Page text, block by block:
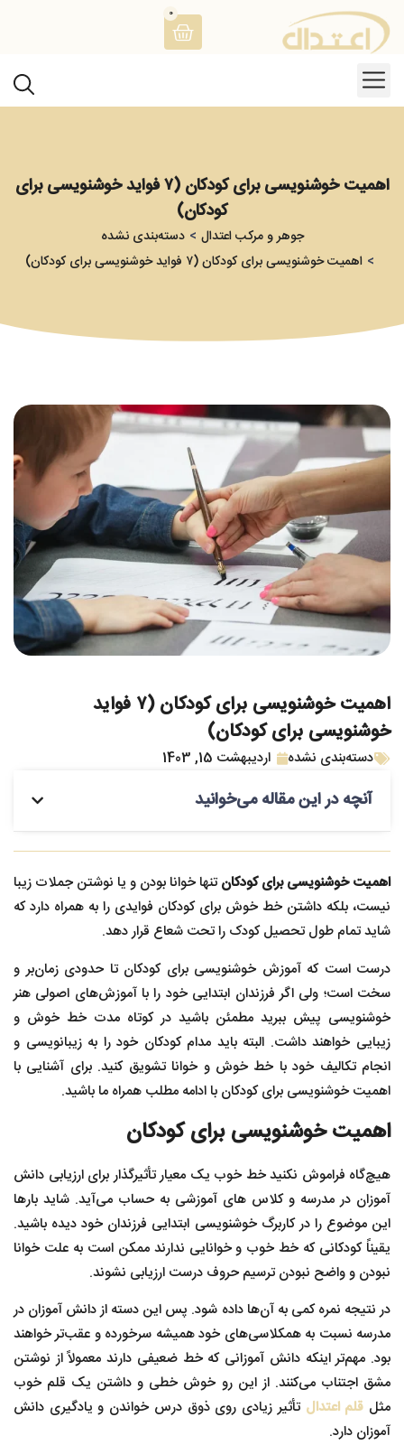
0
اهمیت خوشنویسی برای کودکان (۷ فواید خوشنویسی برای
کودکان)
جوهر و مرکب اعتدال
دسته‌بندی نشده
اهمیت خوشنویسی برای کودکان (۷ فواید خوشنویسی برای کودکان)
اهمیت خوشنویسی برای کودکان (۷ فواید
خوشنویسی برای کودکان)
دسته‌بندی نشده اردیبهشت 15, 1403
آنچه در این مقاله می‌خوانید
اهمیت خوشنویسی برای کودکانتنها خوانا بودن و یا نوشتن جملات زیبا
نیست، بلکه داشتن خط خوش برای کودکان فوایدی را به همراه دارد که
شاید تمام طول تحصیل کودک را تحت شعاع قرار دهد.
درست است که آموزش خوشنویسی برای کودکان تا حدودی زمان‌بر و
سخت است؛ ولی اگر فرزندان ابتدایی خود را با آموزش‌های اصولی هنر
خوشنویسی پیش ببرید مطمئن باشید در کوتاه مدت خط خوش و
زیبایی خواهند داشت. البته باید مدام کودکان خود را به زیبانویسی و
انجام تکالیف خود با خط خوش و خوانا تشویق کنید. برای آشنایی با
اهمیت خوشنویسی برای کودکان با ادامه مطلب همراه ما باشید.
اهمیت خوشنویسی برای کودکان
هیچ‌گاه فراموش نکنید خط خوب یک معیار تأثیرگذار برای ارزیابی دانش
آموزان در مدرسه و کلاس های آموزشی به حساب می‌آید. شاید بارها
این موضوع را در کاربرگ خوشنویسی ابتدایی فرزندان خود دیده باشید‌.
یقیناً کودکانی که خط خوب و خوانایی ندارند ممکن است به علت خوانا
نبودن و واضح نبودن ترسیم حروف درست ارزیابی نشوند‌.
در نتیجه نمره کمی به آن‌ها داده شود‌. پس این دسته از دانش آموزان در
مدرسه نسبت به همکلاسی‌های خود همیشه سرخورده و عقب‌تر خواهند
بود. مهم‌تر اینکه دانش آموزانی که خط ضعیفی دارند معمولاً از نوشتن
مشق اجتناب می‌کنند. از این رو خوش خطی و داشتن یک قلم خوب
مثل قلم اعتدال تأثیر زیادی روی ذوق درس خواندن و یادگیری دانش
آموزان دارد.